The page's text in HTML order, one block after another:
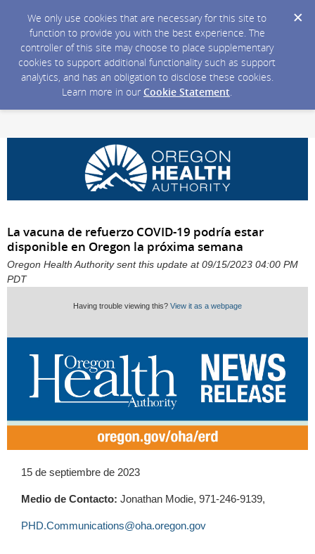
We only use cookies that are necessary for this site to
function to provide you with the best experience. The
controller of this site may choose to place supplementary
cookies to support additional functionality such as support
analytics, and has an obligation to disclose these cookies.
Learn more in our Cookie Statement.
La vacuna de refuerzo COVID-19 podría estar
disponible en Oregon la próxima semana
Oregon Health Authority sent this update at 09/15/2023 04:00 PM
PDT
Having trouble viewing this? View it as a webpage
15 de septiembre de 2023
Medio de Contacto: Jonathan Modie, 971-246-9139,
PHD.Communications@oha.oregon.gov